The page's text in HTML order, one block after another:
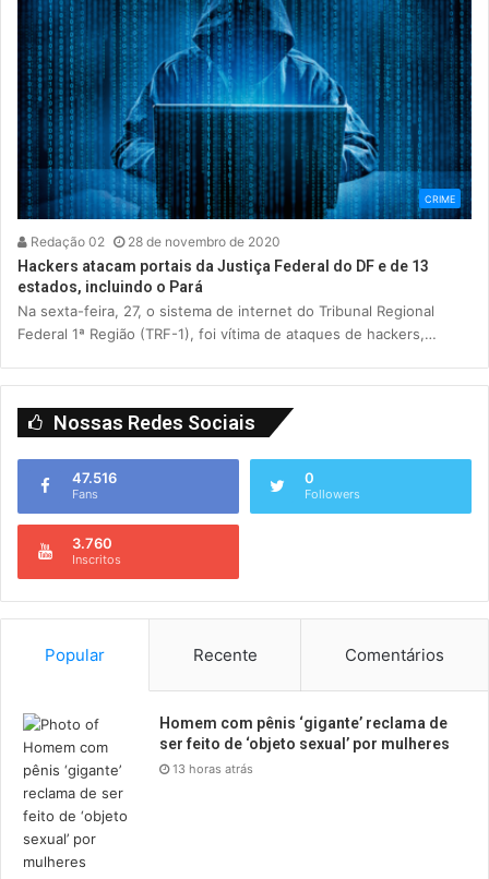
CRIME
Redação 02 28 de novembro de 2020
Hackers atacam portais da Justiça Federal do DF e de 13
estados, incluindo o Pará
Na sexta-feira, 27, o sistema de internet do Tribunal Regional
Federal 1ª Região (TRF-1), foi vítima de ataques de hackers,…
Nossas Redes Sociais
47.516
Fans
0
Followers
3.760
Inscritos
Popular Recente Comentários
Homem com pênis ‘gigante’ reclama de
ser feito de ‘objeto sexual’ por mulheres
13 horas atrás